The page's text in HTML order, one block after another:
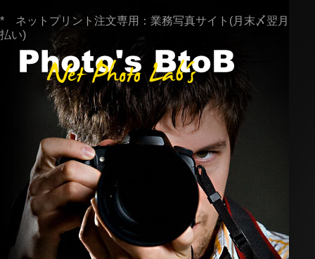
* ネットプリント注文専用：業務写真サイト(月末〆翌月
払い)